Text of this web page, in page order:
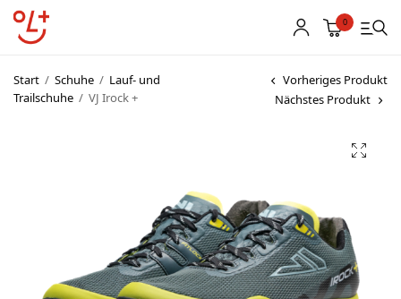
0
Start / Schuhe / Lauf- und
Trailschuhe / VJ Irock +
Vorheriges Produkt
Nächstes Produkt
OL Karten